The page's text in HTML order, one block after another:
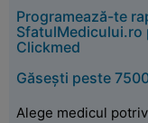
Programează-te
SfatulMedicului.ro
Clickmed
Găsești peste
Alege medicul